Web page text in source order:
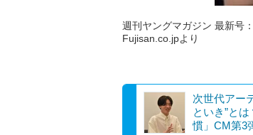
週刊ヤングマガジン 最新号
Fujisan.co.jpより
次世代アー
といき”と
慣」CM第3